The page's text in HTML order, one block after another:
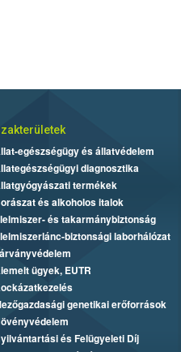
egészségügy és állatvédelem
diagnosztika
termékek
és alkoholos italok
és takarmánybiztonság
biztonsági laborhálózat
ügyek, EUTR
genetikai erőforrások
és Felügyeleti Díj